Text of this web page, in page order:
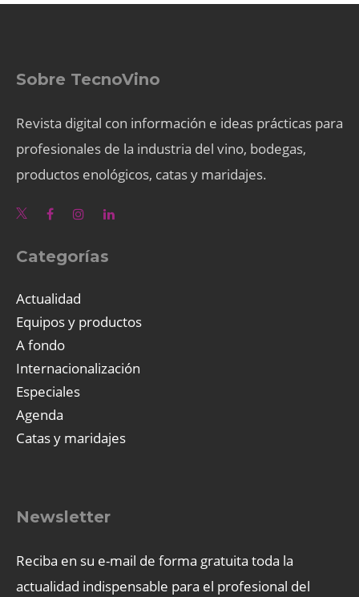
Sobre TecnoVino
Revista digital con información e ideas prácticas para
profesionales de la industria del vino, bodegas,
productos enológicos, catas y maridajes.
Categorías
Actualidad
Equipos y productos
A fondo
Internacionalización
Especiales
Agenda
Catas y maridajes
Newsletter
Reciba en su e-mail de forma gratuita toda la
actualidad indispensable para el profesional del